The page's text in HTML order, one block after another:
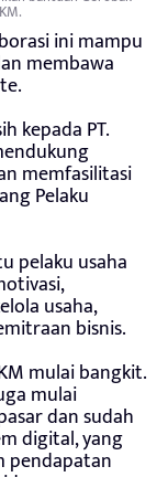
ini mampu
membawa
kepada PT.
memfasilitasi
Pelaku
pelaku usaha
usaha,
bisnis.
mulai bangkit.
mulai
dan sudah
digital, yang
pendapatan